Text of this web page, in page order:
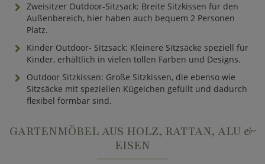
Zweisitzer Outdoor-Sitzsack: Breite Sitzkissen für den
Außenbereich, hier haben auch bequem 2 Personen
Platz.
Kinder Outdoor- Sitzsack: Kleinere Sitzsäcke speziell für
Kinder, erhältlich in vielen tollen Farben und Designs.
Outdoor Sitzkissen: Große Sitzkissen, die ebenso wie
Sitzsäcke mit speziellen Kügelchen gefüllt und dadurch
flexibel formbar sind.
GARTENMÖBEL AUS HOLZ, RATTAN, ALU &
EISEN